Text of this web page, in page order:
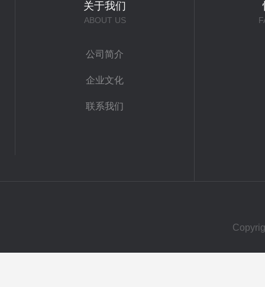
关于我们
ABOUT US
公司简介
企业文化
联系我们